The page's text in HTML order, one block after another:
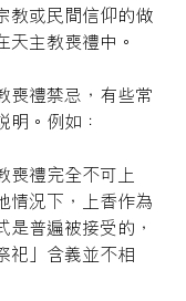
教或民間信仰的做
天主教喪禮中。
喪禮禁忌，有些常
明。例如：
喪禮完全不可上
情況下，上香作為
是普遍被接受的，
祀」含義並不相